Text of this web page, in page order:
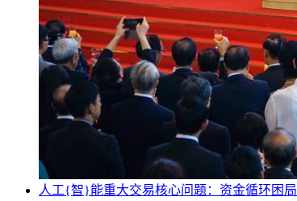
人工{智}能重大交易核心问题：资金循环困局